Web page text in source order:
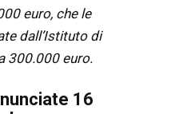
euro, che le
dall’Istituto di
300.000 euro.
16